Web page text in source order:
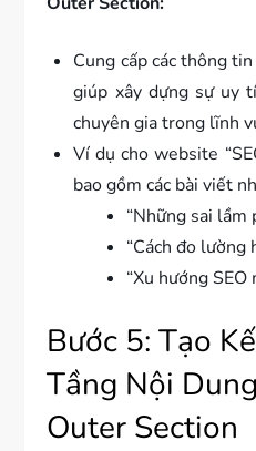
Cung cấp các thông
giúp xây dựng sự uy
chuyên gia trong lĩnh
Ví dụ cho website
bao gồm các bài viết
“Những sai lầm
“Cách đo lường
“Xu hướng SEO
Bước 5: Tạo
Tầng Nội
Outer Section